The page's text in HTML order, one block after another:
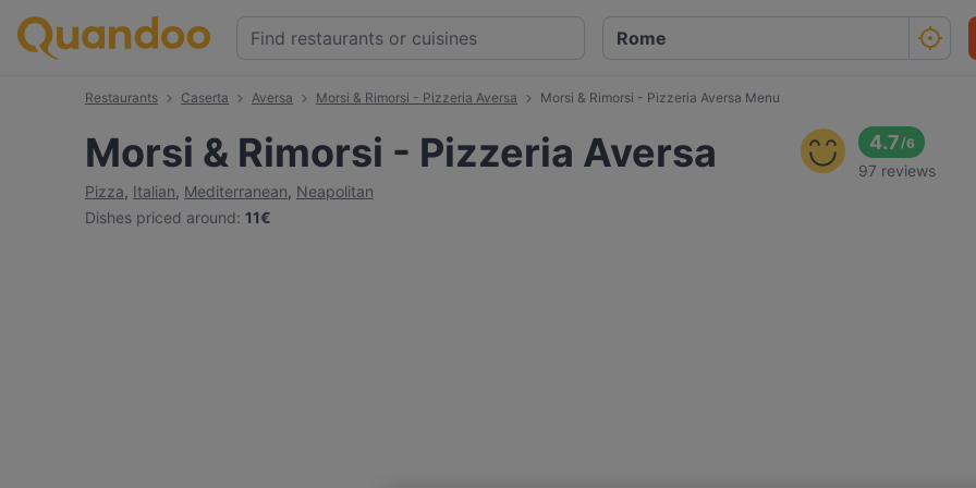
Restaurants Caserta Aversa Morsi & Rimorsi - Pizzeria Aversa Morsi & Rimorsi - Pizzeria Aversa Menu
Morsi & Rimorsi - Pizzeria Aversa
Pizza, Italian, Mediterranean, Neapolitan
Dishes priced around: 11€
4.7/6
97 reviews